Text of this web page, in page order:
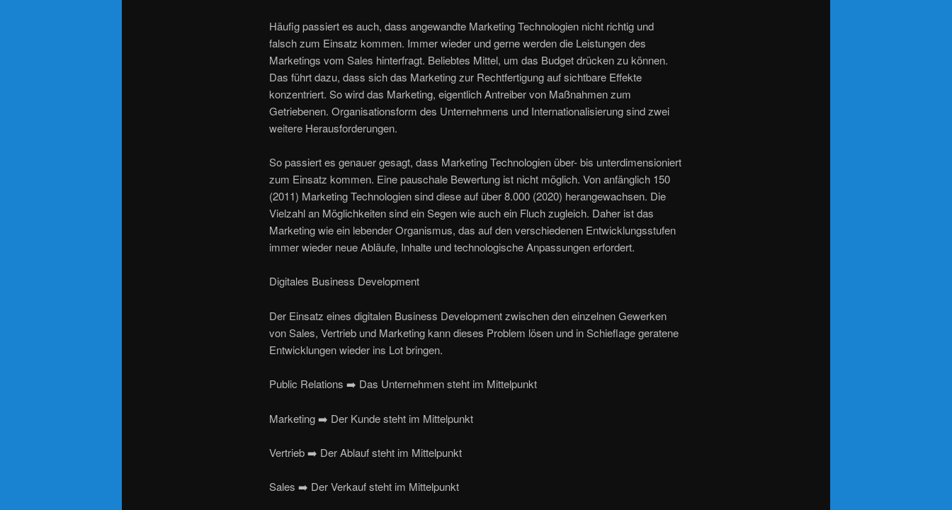
Häufig passiert es auch, dass angewandte Marketing Technologien nicht richtig und
falsch zum Einsatz kommen. Immer wieder und gerne werden die Leistungen des
Marketings vom Sales hinterfragt. Beliebtes Mittel, um das Budget drücken zu können.
Das führt dazu, dass sich das Marketing zur Rechtfertigung auf sichtbare Effekte
konzentriert. So wird das Marketing, eigentlich Antreiber von Maßnahmen zum
Getriebenen. Organisationsform des Unternehmens und Internationalisierung sind zwei
weitere Herausforderungen.
So passiert es genauer gesagt, dass Marketing Technologien über- bis unterdimensioniert
zum Einsatz kommen. Eine pauschale Bewertung ist nicht möglich. Von anfänglich 150
(2011) Marketing Technologien sind diese auf über 8.000 (2020) herangewachsen. Die
Vielzahl an Möglichkeiten sind ein Segen wie auch ein Fluch zugleich. Daher ist das
Marketing wie ein lebender Organismus, das auf den verschiedenen Entwicklungsstufen
immer wieder neue Abläufe, Inhalte und technologische Anpassungen erfordert.
Digitales Business Development
Der Einsatz eines digitalen Business Development zwischen den einzelnen Gewerken
von Sales, Vertrieb und Marketing kann dieses Problem lösen und in Schieflage geratene
Entwicklungen wieder ins Lot bringen.
Public Relations ➡️ Das Unternehmen steht im Mittelpunkt
Marketing ➡️ Der Kunde steht im Mittelpunkt
Vertrieb ➡️ Der Ablauf steht im Mittelpunkt
Sales ➡️ Der Verkauf steht im Mittelpunkt